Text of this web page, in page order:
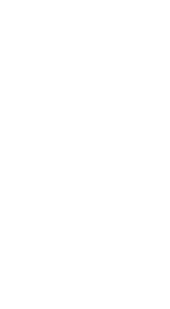
über die neuesten Marken
Tipps von unseren Skins
erklären Sie sich damit einverstanden,
Marketingnachrichten per E-Mail zu